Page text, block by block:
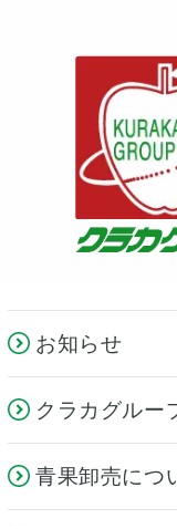
お知らせ
クラカグルー
青果卸売につ